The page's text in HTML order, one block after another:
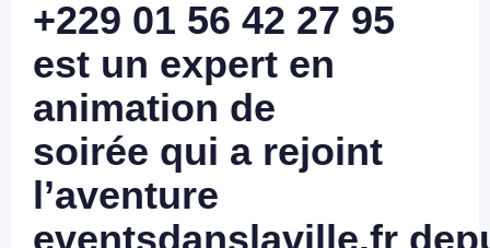
+229 01 56 42 27 95
est un expert en
animation de
soirée qui a rejoint
l’aventure
eventsdanslaville.fr